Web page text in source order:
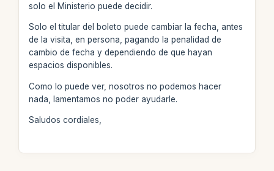
solo el Ministerio puede decidir.
Solo el titular del boleto puede cambiar la fecha, antes
de la visita, en persona, pagando la penalidad de
cambio de fecha y dependiendo de que hayan
espacios disponibles.
Como lo puede ver, nosotros no podemos hacer
nada, lamentamos no poder ayudarle.
Saludos cordiales,